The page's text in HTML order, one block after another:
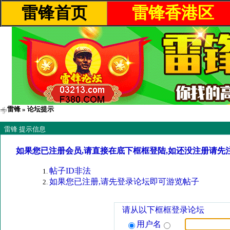
雷锋首页 雷锋香港区
雷锋 » 论坛提示
雷锋 提示信息
如果您已注册会员,请直接在底下框框登陆,如还没注册请先
帖子ID非法
如果您已注册,请先登录论坛即可游览帖子
请从以下框框登录论坛
用户名